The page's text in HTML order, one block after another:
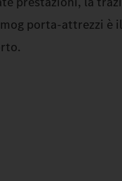
porta-attrezzi è